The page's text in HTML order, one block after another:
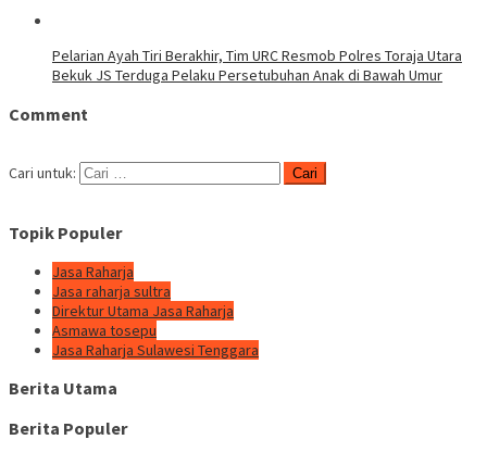
Pelarian Ayah Tiri Berakhir, Tim URC Resmob Polres Toraja Utara
Bekuk JS Terduga Pelaku Persetubuhan Anak di Bawah Umur
Comment
Cari untuk:
Topik Populer
Jasa Raharja
Jasa raharja sultra
Direktur Utama Jasa Raharja
Asmawa tosepu
Jasa Raharja Sulawesi Tenggara
Berita Utama
Berita Populer